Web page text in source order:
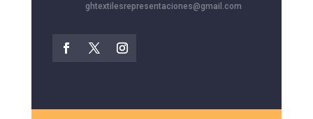
ghtextilesrepresentaciones@gmail.com